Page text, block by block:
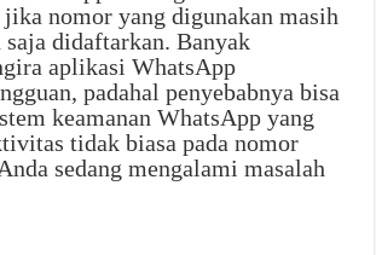
nomor yang digunakan masih
saja didaftarkan. Banyak
aplikasi WhatsApp
padahal penyebabnya bisa
keamanan WhatsApp yang
tidak biasa pada nomor
sedang mengalami masalah